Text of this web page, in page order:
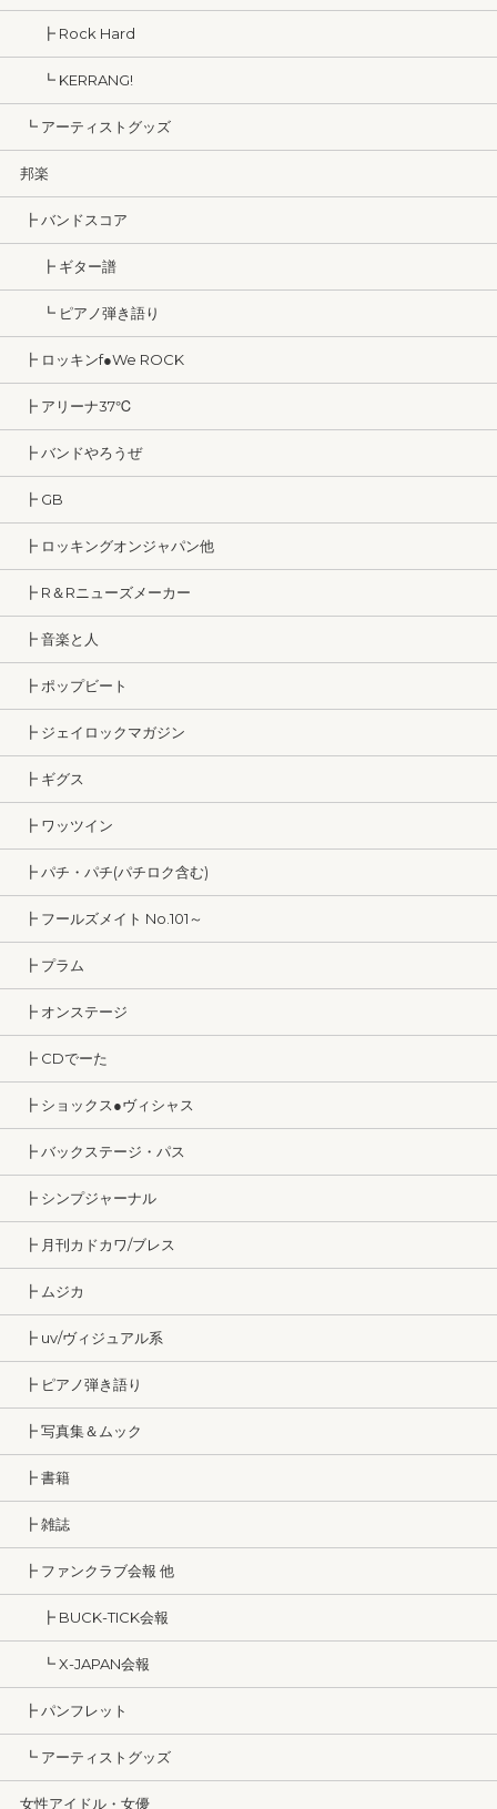
┣ Rock Hard
┗ KERRANG!
┗ アーティストグッズ
邦楽
┣ バンドスコア
┣ ギター譜
┗ ピアノ弾き語り
┣ ロッキンf●We ROCK
┣ アリーナ37℃
┣ バンドやろうぜ
┣ GB
┣ ロッキングオンジャパン他
┣ R＆Rニューズメーカー
┣ 音楽と人
┣ ポップビート
┣ ジェイロックマガジン
┣ ギグス
┣ ワッツイン
┣ パチ・パチ(パチロク含む)
┣ フールズメイト No.101～
┣ プラム
┣ オンステージ
┣ CDでーた
┣ ショックス●ヴィシャス
┣ バックステージ・パス
┣ シンプジャーナル
┣ 月刊カドカワ/ブレス
┣ ムジカ
┣ uv/ヴィジュアル系
┣ ピアノ弾き語り
┣ 写真集＆ムック
┣ 書籍
┣ 雑誌
┣ ファンクラブ会報 他
┣ BUCK-TICK会報
┗ X-JAPAN会報
┣ パンフレット
┗ アーティストグッズ
女性アイドル・女優